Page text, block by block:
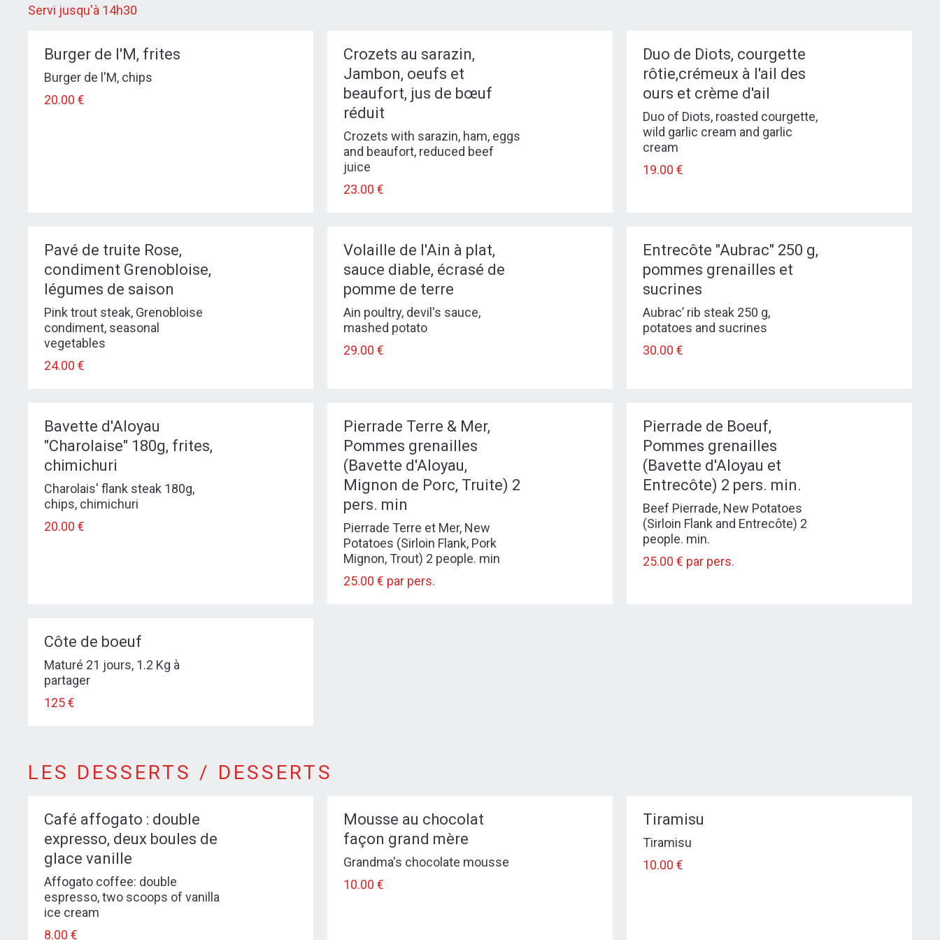
Servi jusqu'à 14h30
Burger de l'M, frites
Burger de l'M, chips
20.00 €
Crozets au sarazin,
Jambon, oeufs et
beaufort, jus de bœuf
réduit
Crozets with sarazin, ham, eggs
and beaufort, reduced beef
juice
23.00 €
Duo de Diots, courgette
rôtie,crémeux à l'ail des
ours et crème d'ail
Duo of Diots, roasted courgette,
wild garlic cream and garlic
cream
19.00 €
Pavé de truite Rose,
condiment Grenobloise,
légumes de saison
Pink trout steak, Grenobloise
condiment, seasonal
vegetables
24.00 €
Volaille de l'Ain à plat,
sauce diable, écrasé de
pomme de terre
Ain poultry, devil's sauce,
mashed potato
29.00 €
Entrecôte "Aubrac" 250 g,
pommes grenailles et
sucrines
Aubrac’ rib steak 250 g,
potatoes and sucrines
30.00 €
Bavette d'Aloyau
"Charolaise" 180g, frites,
chimichuri
Charolais' flank steak 180g,
chips, chimichuri
20.00 €
Pierrade Terre & Mer,
Pommes grenailles
(Bavette d'Aloyau,
Mignon de Porc, Truite) 2
pers. min
Pierrade Terre et Mer, New
Potatoes (Sirloin Flank, Pork
Mignon, Trout) 2 people. min
25.00 € par pers.
Pierrade de Boeuf,
Pommes grenailles
(Bavette d'Aloyau et
Entrecôte) 2 pers. min.
Beef Pierrade, New Potatoes
(Sirloin Flank and Entrecôte) 2
people. min.
25.00 € par pers.
Côte de boeuf
Maturé 21 jours, 1.2 Kg à
partager
125 €
menu-desserts
LES DESSERTS / DESSERTS
Café affogato : double
expresso, deux boules de
glace vanille
Affogato coffee: double
espresso, two scoops of vanilla
ice cream
8.00 €
Mousse au chocolat
façon grand mère
Grandma's chocolate mousse
10.00 €
Tiramisu
Tiramisu
10.00 €